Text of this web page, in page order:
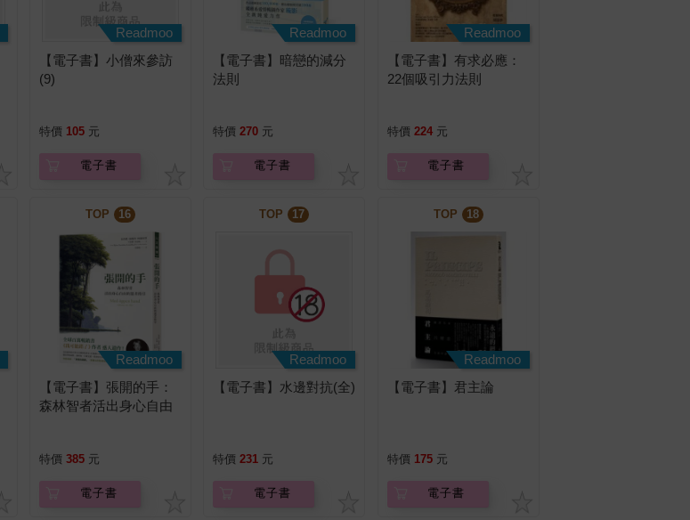
Readmoo
【電子書】小僧來參訪
(9)
特價 105 元
電子書
Readmoo
【電子書】暗戀的減分
法則
特價 270 元
電子書
Readmoo
【電子書】有求必應：
22個吸引力法則
特價 224 元
電子書
TOP 16
Readmoo
【電子書】張開的手：
森林智者活出身心自由
特價 385 元
電子書
TOP 17
Readmoo
【電子書】水邊對抗(全)
特價 231 元
電子書
TOP 18
Readmoo
【電子書】君主論
特價 175 元
電子書